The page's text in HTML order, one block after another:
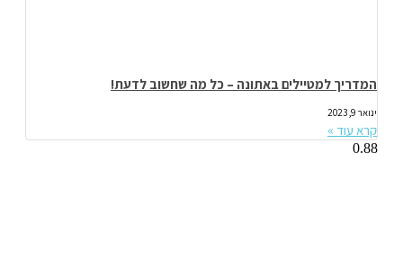
המדריך למטיילים באתונה – כל מה שחשוב לדעת!
ינואר 9, 2023
קרא עוד »